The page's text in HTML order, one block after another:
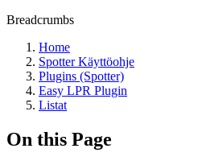
Breadcrumbs
Home
Spotter Käyttöohje
Plugins (Spotter)
Easy LPR Plugin
Listat
On this Page